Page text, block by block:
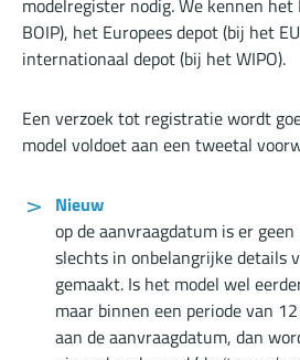
modelregister nodig. We kennen
BOIP), het Europees depot (bij het
internationaal depot (bij het WIPO).
Een verzoek tot registratie wordt
model voldoet aan een tweetal
Nieuw
op de aanvraagdatum is er
slechts in onbelangrijke details
gemaakt. Is het model wel
maar binnen een periode van
aan de aanvraagdatum, dan